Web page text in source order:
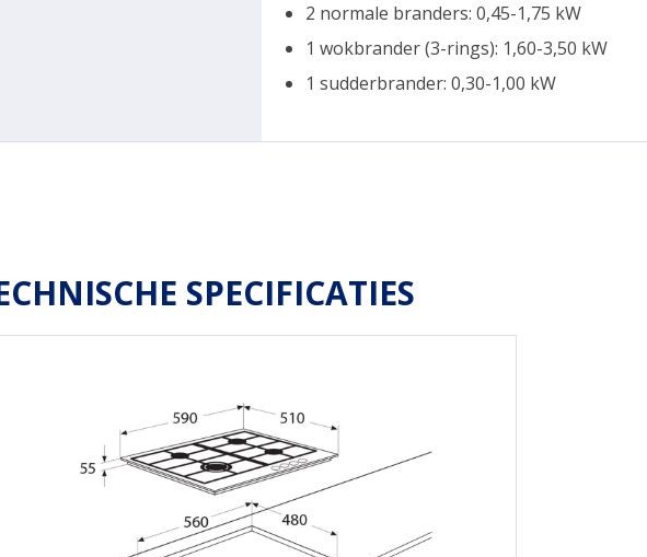
2 normale branders: 0,45-1,75 kW
1 wokbrander (3-rings): 1,60-3,50 kW
1 sudderbrander: 0,30-1,00 kW
SPECIFICATIES